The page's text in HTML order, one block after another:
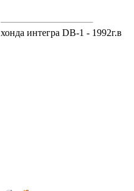
хонда интегра DB-1 - 1992г.в